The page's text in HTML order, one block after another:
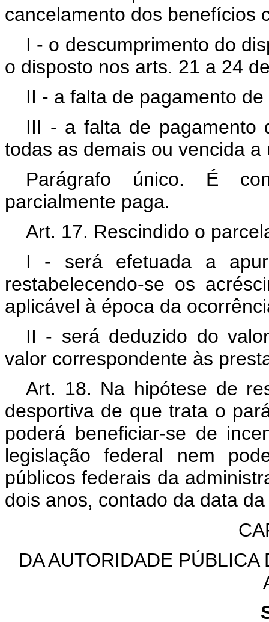
cancelamento dos benefícios
I - o descumprimento do
o disposto nos arts. 21 a 24
II - a falta de pagamento
III - a falta de pagamento
todas as demais ou vencida
Parágrafo único. É
parcialmente paga.
Art. 17. Rescindido o
I - será efetuada a
restabelecendo-se os
aplicável à época da
II - será deduzido do
valor correspondente às
Art. 18. Na hipótese de
desportiva de que trata o
poderá beneficiar-se de
legislação federal nem
públicos federais da
dois anos, contado da data
DA AUTORIDADE